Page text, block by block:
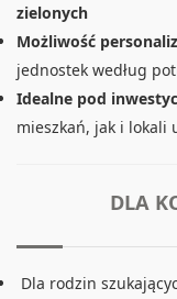
zielonych
Możliwość
jednostek według
Idealne pod
mieszkań, jak i lokali
DLA
Dla rodzin